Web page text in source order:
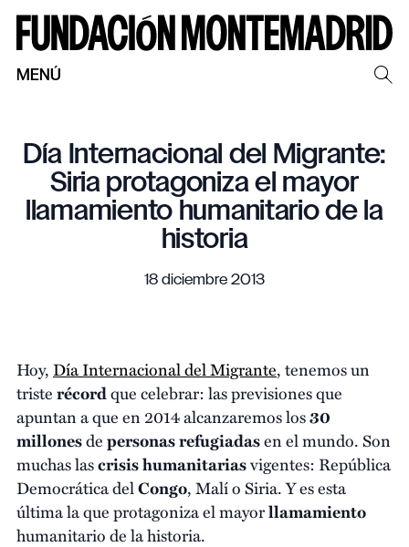
MENÚ
Día Internacional del Migrante:
Siria protagoniza el mayor
llamamiento humanitario de la
historia
18 diciembre 2013
Hoy,Día Internacional del Migrante, tenemos un
tristerécordque celebrar: las previsiones que
apuntan a que en 2014 alcanzaremos los30
millonesdepersonas refugiadasen el mundo. Son
muchas lascrisis humanitariasvigentes: República
Democrática delCongo, Malí o Siria. Y es esta
última la que protagoniza el mayorllamamiento
humanitario de la historia.